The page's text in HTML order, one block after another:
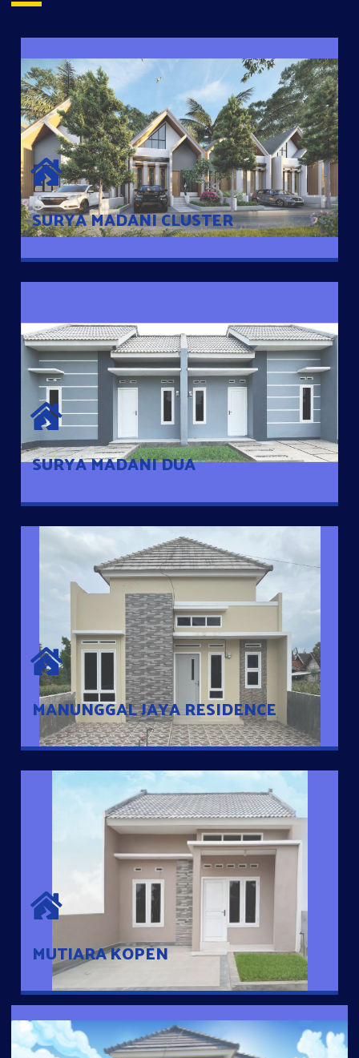
SURYA MADANI CLUSTER
SURYA MADANI CLUSTER
Desain Modern Minimalis dengan Konsep Rumah Pintar
Sehingga Memudahkan Penghuni mengakses rumahnya
dengan Ponsel
SURYA MADANI DUA
SURYA MADANI DUA
Satu-satunya Hunian nyaman dengan harga subsidi hanya 100
jutaan dengan lokasi strategis di Tuban
MANUNGGAL JAYA RESIDENCE
MANUNGGAL JAYA RESIDENCE
Cluster Exclusive dengan one Gate System, terdapat taman
mini dan memiliki jarak 200m dari jalan nasional serta dekat
dengan pusat kota
MUTIARA KOPEN
MUTIARA KOPEN
Hunian nyaman dengan suasana pedesaan. 10 menit dari pusat
kota, 2 menit dari Ring Road